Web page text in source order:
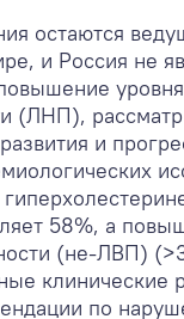
остаются
и Россия не
(ЛНП),
и
58%, а
(не-ЛВП)
клинические
по